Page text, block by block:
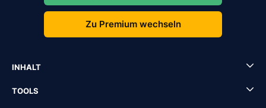
Zu Premium wechseln
INHALT
TOOLS